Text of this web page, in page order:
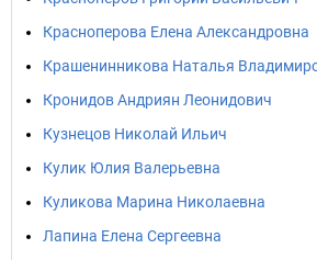
Красноперова Елена Александровна
Крашенинникова Наталья
Кронидов Андриян Леонидович
Кузнецов Николай Ильич
Кулик Юлия Валерьевна
Куликова Марина Николаевна
Лапина Елена Сергеевна